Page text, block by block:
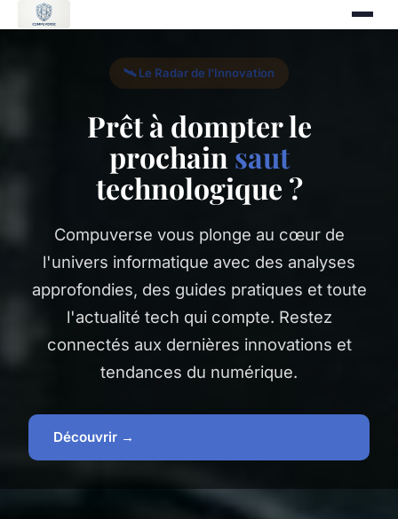
🛰️ Le Radar de l'Innovation
Prêt à dompter le
prochain saut
technologique ?
Compuverse vous plonge au cœur de
l'univers informatique avec des analyses
approfondies, des guides pratiques et toute
l'actualité tech qui compte. Restez
connectés aux dernières innovations et
tendances du numérique.
Découvrir →